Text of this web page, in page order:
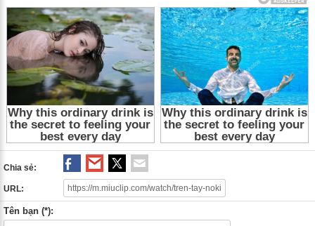
Chia sẻ:
URL:
Tên bạn (*):